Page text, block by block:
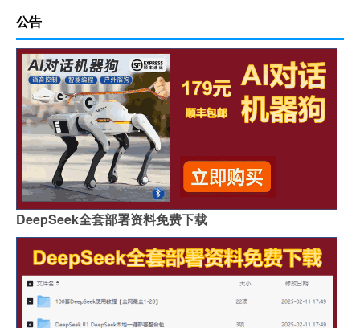
公告
DeepSeek全套部署资料免费下载